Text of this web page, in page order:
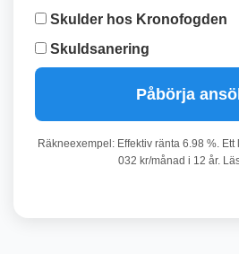
Skulder hos Kronofogden
Skuldsanering
Påbörja
Räkneexempel: Effektiv ränta 6.98 %.
032 kr/månad i 12 år.